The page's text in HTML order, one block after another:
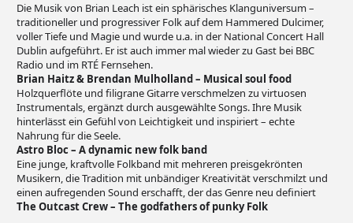
Die Musik von Brian Leach ist ein sphärisches Klanguniversum –
traditioneller und progressiver Folk auf dem Hammered Dulcimer,
voller Tiefe und Magie und wurde u.a. in der National Concert Hall
Dublin aufgeführt. Er ist auch immer mal wieder zu Gast bei BBC
Radio und im RTÉ Fernsehen.
Brian Haitz & Brendan Mulholland – Musical soul food
Holzquerflöte und filigrane Gitarre verschmelzen zu virtuosen
Instrumentals, ergänzt durch ausgewählte Songs. Ihre Musik
hinterlässt ein Gefühl von Leichtigkeit und inspiriert – echte
Nahrung für die Seele.
Astro Bloc – A dynamic new folk band
Eine junge, kraftvolle Folkband mit mehreren preisgekrönten
Musikern, die Tradition mit unbändiger Kreativität verschmilzt und
einen aufregenden Sound erschafft, der das Genre neu definiert
The Outcast Crew – The godfathers of punky Folk